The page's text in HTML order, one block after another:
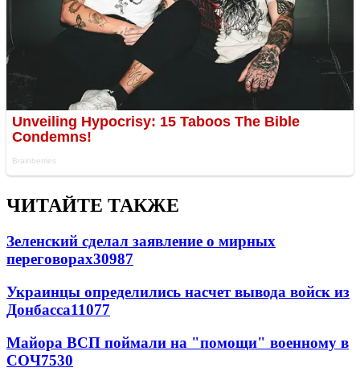
ЧИТАЙТЕ ТАКЖЕ
Зеленский сделал заявление о мирных
переговорах30987
Украинцы определились насчет вывода войск из
Донбасса11077
Майора ВСП поймали на "помощи" военному в
СОЧ7530